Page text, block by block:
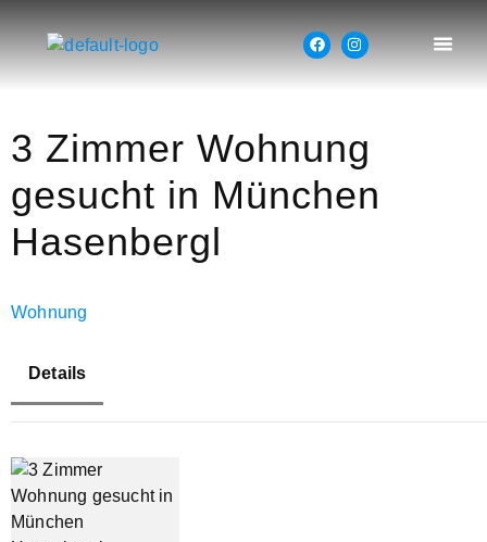
3 Zimmer Wohnung
gesucht in München
Hasenbergl
Wohnung
Details